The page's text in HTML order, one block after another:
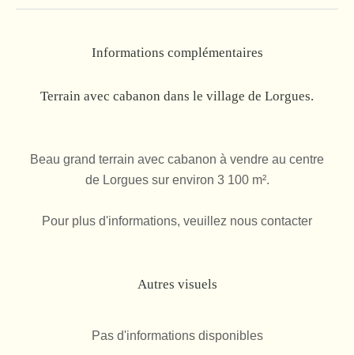
Informations complémentaires
Terrain avec cabanon dans le village de Lorgues.
Beau grand terrain avec cabanon à vendre au centre
de Lorgues sur environ 3 100 m².
Pour plus d'informations, veuillez nous contacter
Autres visuels
Pas d'informations disponibles